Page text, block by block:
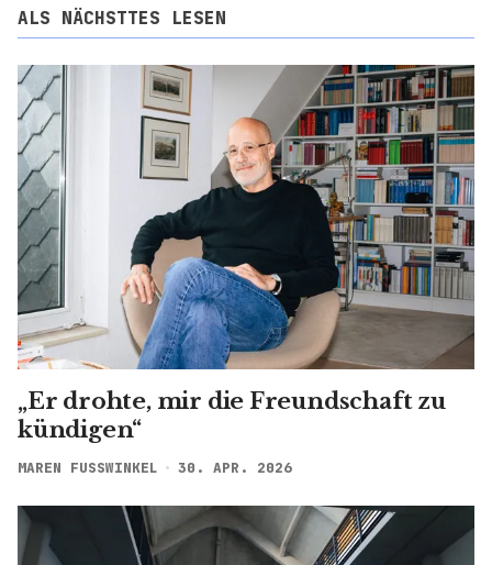
ALS NÄCHSTTES LESEN
„Er drohte, mir die Freundschaft zu
kündigen“
MAREN FUSSWINKEL 30. APR. 2026